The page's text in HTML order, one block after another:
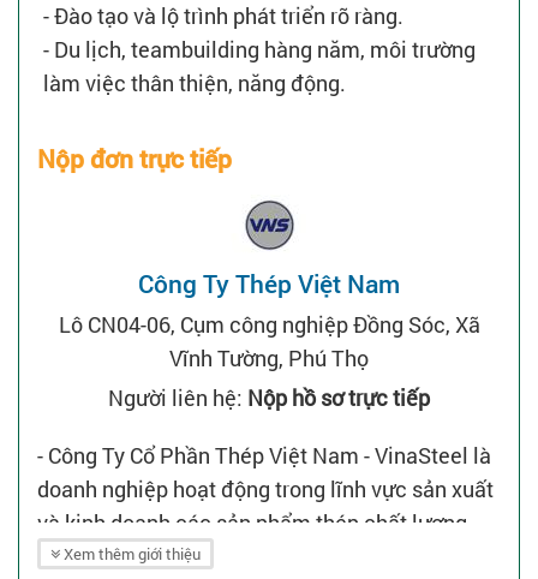
- Đào tạo và lộ trình phát triển rõ ràng.
- Du lịch, teambuilding hàng năm, môi trường
làm việc thân thiện, năng động.
Nộp đơn trực tiếp
Công Ty Thép Việt Nam
Lô CN04-06, Cụm công nghiệp Đồng Sóc, Xã
Vĩnh Tường, Phú Thọ
Người liên hệ: Nộp hồ sơ trực tiếp
- Công Ty Cổ Phần Thép Việt Nam - VinaSteel là
doanh nghiệp hoạt động trong lĩnh vực sản xuất
và kinh doanh các sản phẩm thép chất lượng
cao.Xem thêm giới thiệu